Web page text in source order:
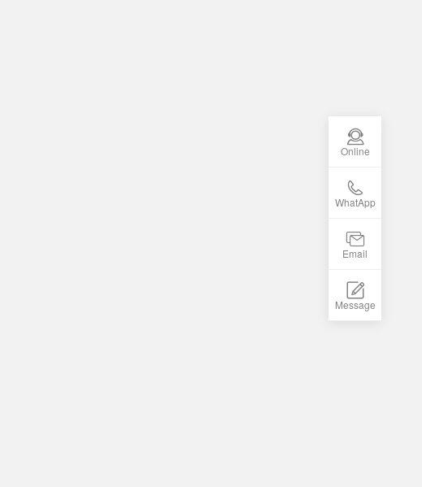
Online
WhatApp
Email
Message